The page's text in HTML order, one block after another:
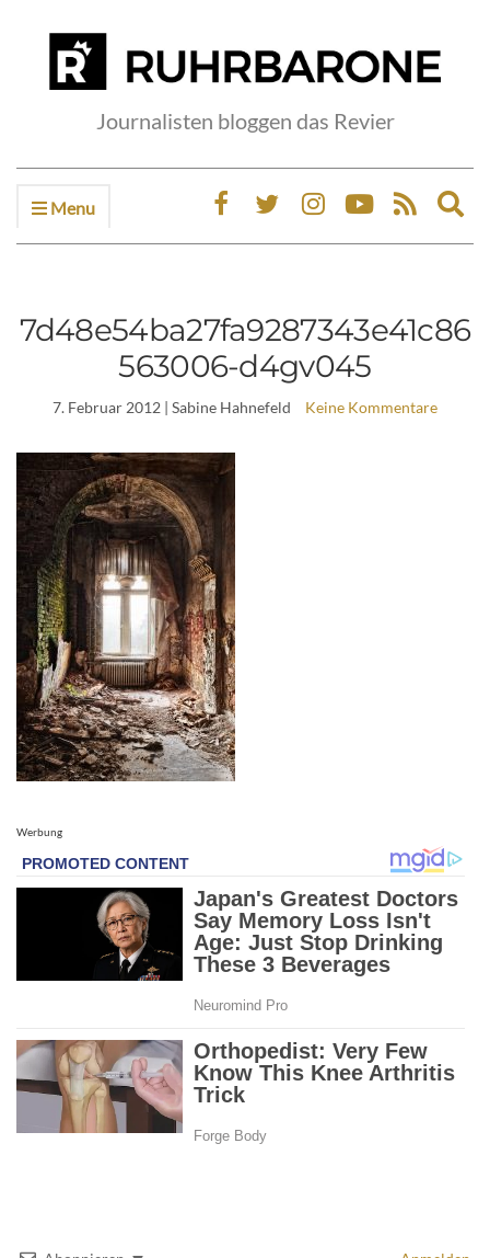
Journalisten bloggen das Revier
Menu
7d48e54ba27fa9287343e41c86
563006-d4gv045
7. Februar 2012 | Sabine Hahnefeld Keine Kommentare
Werbung